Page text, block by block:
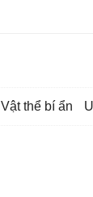
vật thể bí ẩn